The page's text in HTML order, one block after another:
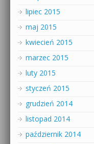
lipiec 2015
maj 2015
kwiecień 2015
marzec 2015
luty 2015
styczeń 2015
grudzień 2014
listopad 2014
październik 2014